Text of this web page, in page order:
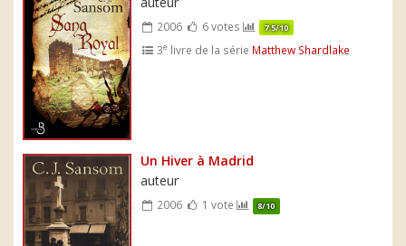
2006 6 votes 7.5/10
3e livre de la série Matthew Shardlake
Un Hiver à Madrid
auteur
2006 1 vote 8/10